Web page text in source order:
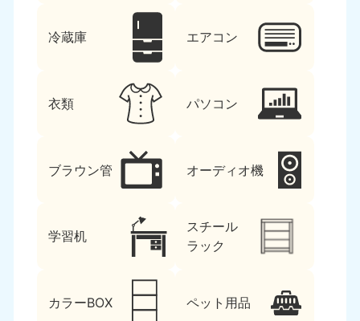
冷蔵庫 エアコン
衣類 パソコン
ブラウン管 オーディオ機
学習机
スチール
ラック
カラーBOX ペット用品